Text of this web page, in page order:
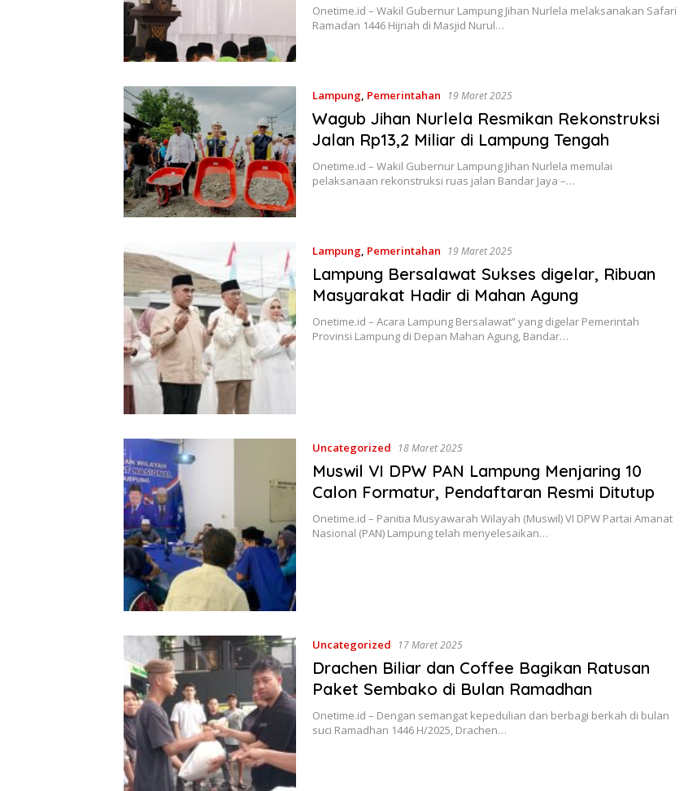
Onetime.id – Wakil Gubernur Lampung Jihan Nurlela melaksanakan Safari
Ramadan 1446 Hijriah di Masjid Nurul…
Lampung, Pemerintahan 19 Maret 2025
Wagub Jihan Nurlela Resmikan Rekonstruksi
Jalan Rp13,2 Miliar di Lampung Tengah
Onetime.id – Wakil Gubernur Lampung Jihan Nurlela memulai
pelaksanaan rekonstruksi ruas jalan Bandar Jaya –…
Lampung, Pemerintahan 19 Maret 2025
Lampung Bersalawat Sukses digelar, Ribuan
Masyarakat Hadir di Mahan Agung
Onetime.id – Acara Lampung Bersalawat” yang digelar Pemerintah
Provinsi Lampung di Depan Mahan Agung, Bandar…
Uncategorized 18 Maret 2025
Muswil VI DPW PAN Lampung Menjaring 10
Calon Formatur, Pendaftaran Resmi Ditutup
Onetime.id – Panitia Musyawarah Wilayah (Muswil) VI DPW Partai Amanat
Nasional (PAN) Lampung telah menyelesaikan…
Uncategorized 17 Maret 2025
Drachen Biliar dan Coffee Bagikan Ratusan
Paket Sembako di Bulan Ramadhan
Onetime.id – Dengan semangat kepedulian dan berbagi berkah di bulan
suci Ramadhan 1446 H/2025, Drachen…